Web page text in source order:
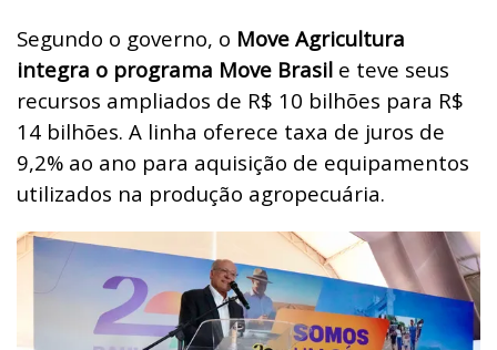
Segundo o governo, o Move Agricultura
integra o programa Move Brasil e teve seus
recursos ampliados de R$ 10 bilhões para R$
14 bilhões. A linha oferece taxa de juros de
9,2% ao ano para aquisição de equipamentos
utilizados na produção agropecuária.